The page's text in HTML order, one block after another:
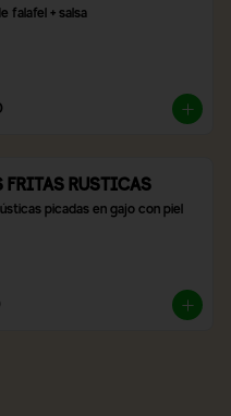
falafel + salsa
FRITAS RUSTICAS
picadas en gajo con piel